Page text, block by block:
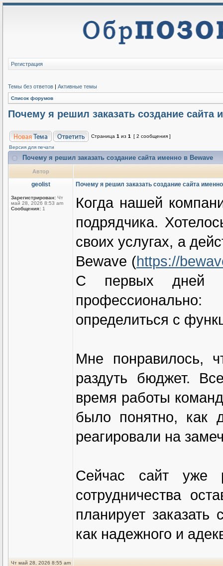
Регистрация
Темы без ответов | Активные темы
Список форумов
Почему я решил заказать создание сайта
Страница 1 из 1
[ 2 сообщения ]
Версия для печати
Почему я решил заказать создание сайта именно в Bewave
Автор
geolist
Зарегистрирован: Чт
май 28, 2026 8:53 am
Сообщения: 1
Почему я решил заказать создание сайта
Когда нашей
подрядчика.
своих услугах, а
Bewave (https://
С первых дней
определиться с
Мне понравилось,
раздуть бюджет.
время работы
было понятно, как
реагировали на
Сейчас сайт уже
сотрудничества
планирует
как надежного и
Чт май 28, 2026 8:55 am